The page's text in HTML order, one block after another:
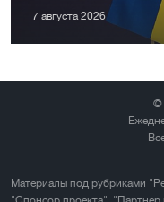
7 августа 2026
©
Материалы под рубриками